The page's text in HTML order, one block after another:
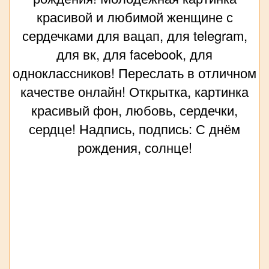
красивой и любимой женщине с
сердечками для вацап, для telegram,
для вк, для facebook, для
одноклассников! Переслать в отличном
качестве онлайн! Открытка, картинка
красивый фон, любовь, сердечки,
сердце! Надпись, подпись: С днём
рождения, солнце!